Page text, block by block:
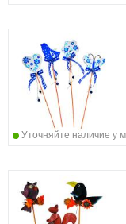
Уточняйте наличие у